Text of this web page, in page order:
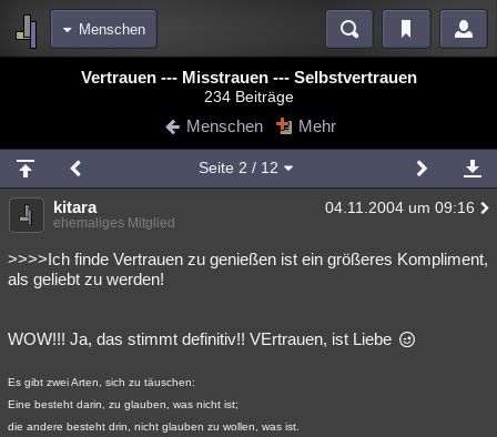
Menschen
Blogs Videos
Chat Wiki Neuigkeiten
meine Rubriken
Menschen Mystery Kriminalfälle
Spiritualität Verschwörungen Technologie Ufologie
weitere Rubriken
Astronomie Helpdesk Gruppen
Vertrauen --- Misstrauen --- Selbstvertrauen
234 Beiträge
Menschen Mehr
Seite 2 / 12
kitara 04.11.2004 um 09:16
ehemaliges Mitglied
>>>>Ich finde Vertrauen zu genießen ist ein größeres Kompliment,
als geliebt zu werden!
WOW!!! Ja, das stimmt definitiv!! VErtrauen, ist Liebe
Es gibt zwei Arten, sich zu täuschen:
Eine besteht darin, zu glauben, was nicht ist;
die andere besteht drin, nicht glauben zu wollen, was ist.